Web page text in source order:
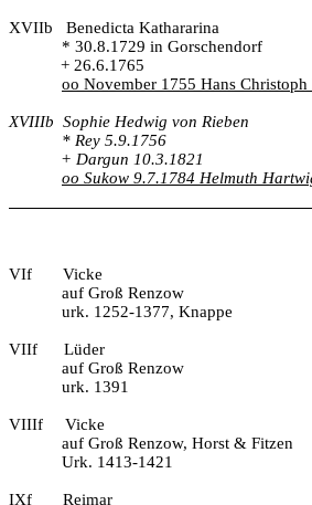
XVIIb
Benedicta Kathararina
* 30.8.1729 in Gorschendorf
+ 26.6.1765
oo November 1755 Hans
XVIIIb Sophie Hedwig von Rieben
* Rey 5.9.1756
+ Dargun 10.3.1821
oo Sukow 9.7.1784 Helmuth
VIf
Vicke
auf Groß Renzow
urk. 1252-1377, Knappe
VIIf
Lüder
auf Groß Renzow
urk. 1391
VIIIf
Vicke
auf Groß Renzow, Horst & Fitzen
Urk. 1413-1421
IXf Reimar